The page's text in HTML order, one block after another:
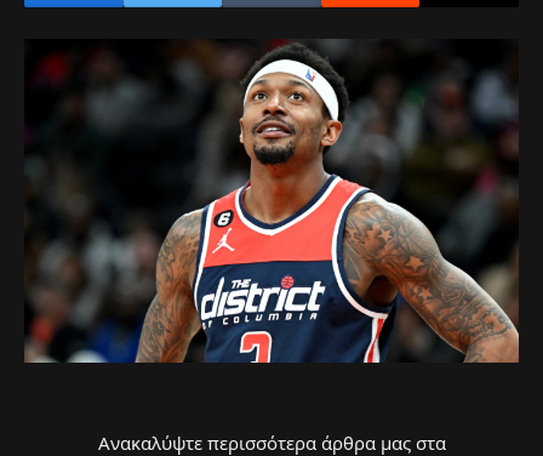
Ανακαλύψτε περισσότερα άρθρα μας στα